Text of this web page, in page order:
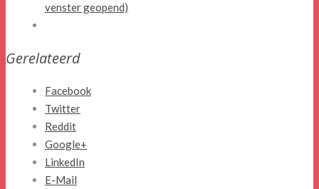
venster geopend)
Gerelateerd
Facebook
Twitter
Reddit
Google+
LinkedIn
E-Mail